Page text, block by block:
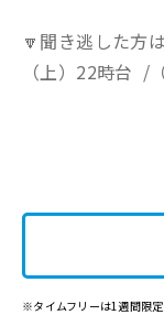
🔽聞き逃した方
（上）22時台 /
※タイムフリーは1週間限定